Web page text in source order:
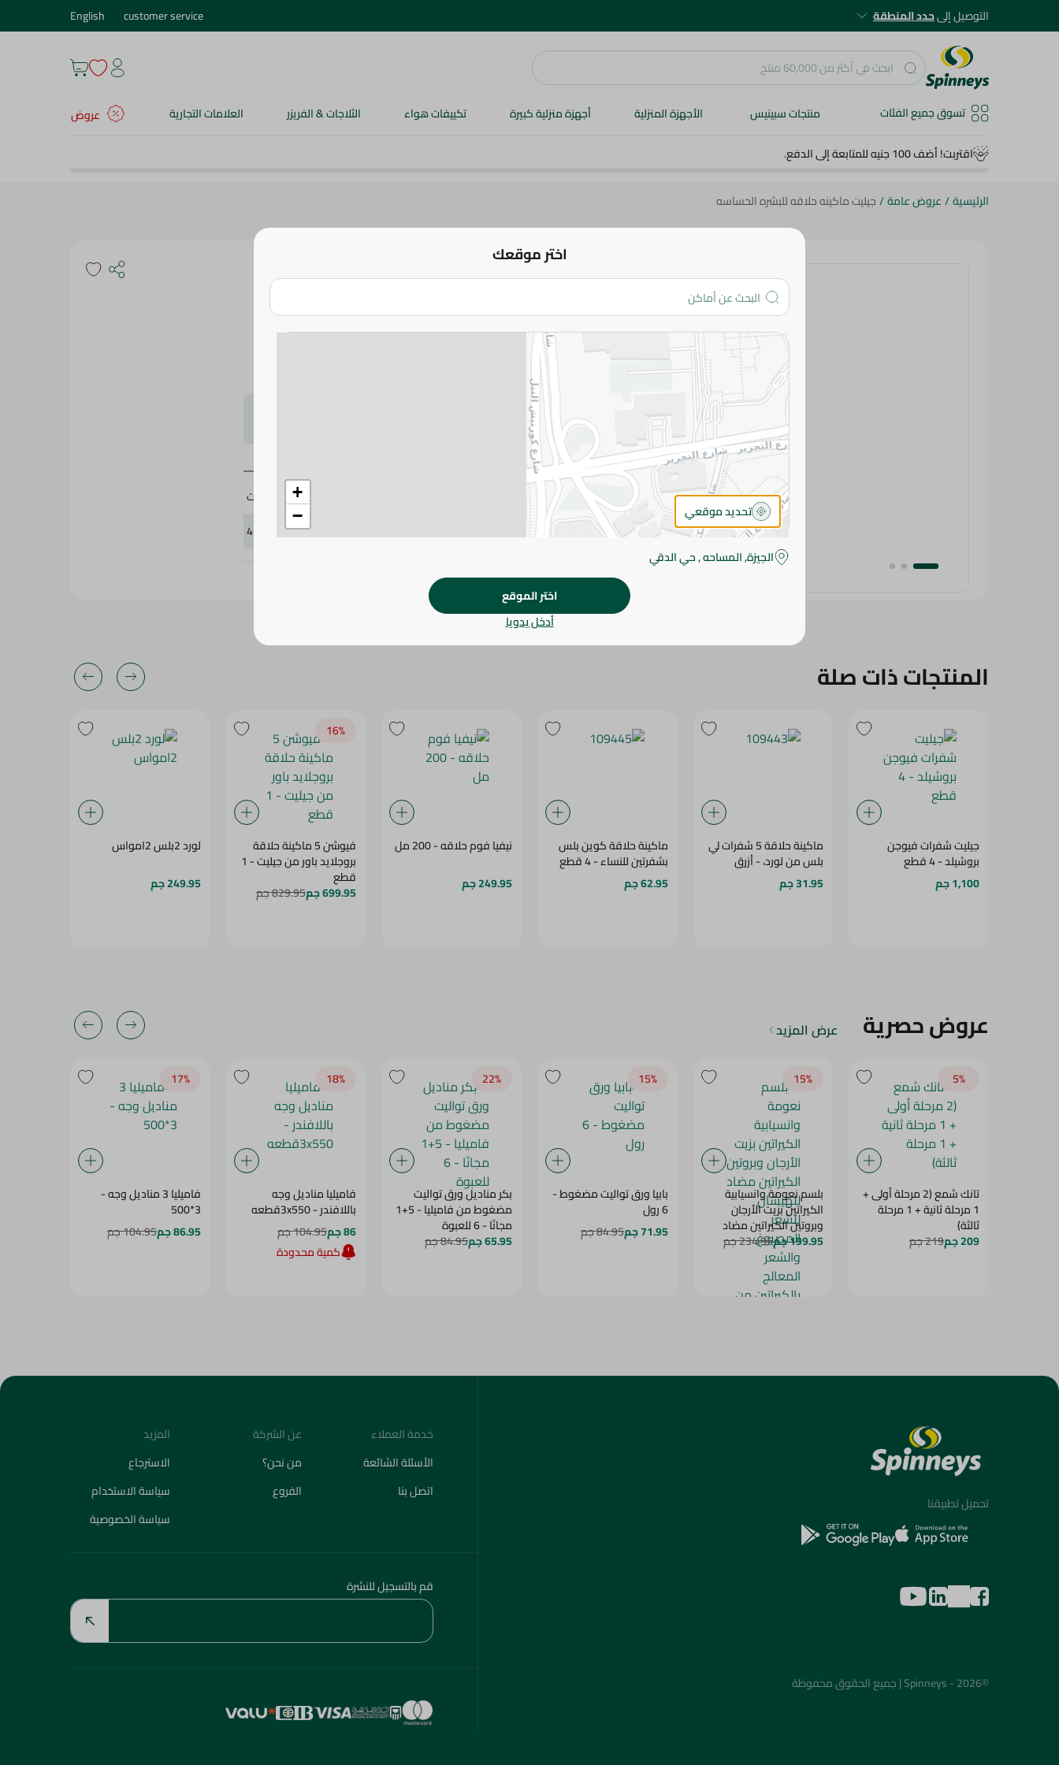
التوصيل إلىحدد المنطقة customer service
English
تسوق جميع الفئات منتجات سبينيس الأجهزة المنزلية أجهزة منزلية كبيرة تكييفات هواء الثلاجات & الفريزر العلامات التجارية
عروض
اقتربت! أضف 100 جنيه للمتابعة إلى الدفع.
الرئيسية/عروض عامة/جيليت ماكينه حلاقه للبشره الحساسه
جيليت ماكينه حلاقه للبشره الحساسه
469.95 جم
يرجى الملاحظة:
طفيف. قد يتغير التعبئة بناءً على التوفر.
المواصفات
براند
جيليت
SKU
429703
المنتجات ذات صلة
جيليت شفرات فيوجن
بروشيلد - 4 قطع
1,100 جم
ماكينة حلاقة 5 شفرات لي
بلس من لورد، - أزرق
31.95 جم
ماكينة حلاقة كوين بلس
بشفرتين للنساء - 4 قطع
62.95 جم
نيفيا فوم حلاقه - 200 مل
249.95 جم
16‎%‎
فيوشن 5 ماكينة حلاقة
بروجلايد باور من جيليت - 1
قطع
699.95 جم 829.95 جم
لورد 2بلس 2امواس
249.95 جم
عروض حصرية عرض المزيد
5‎%‎
تانك شمع (2 مرحلة أولى +
1 مرحلة ثانية + 1 مرحلة
ثالثة)
209 جم 219 جم
15‎%‎
بلسم نعومة وانسيابية
الكيراتين بزيت الأرجان
وبروتين الكيراتين مضاد
للهيشان للشعر المصبوغ
والشعر المعالج بالكيراتين
199.95 جم 234.95 جم
15‎%‎
بابيا ورق تواليت مضغوط -
6 رول
71.95 جم
84.95 جم
22‎%‎
بكر مناديل ورق تواليت
مضغوط من فاميليا - 5+1
مجانًا - 6 للعبوة
65.95 جم 84.95 جم
18‎%‎
فاميليا مناديل وجه
باللافندر - 3x550قطعه
86 جم
104.95 جم
كمية محدودة
17‎%‎
فاميليا 3 مناديل وجه -
3*500
86.95 جم
104.95 جم
اختر موقعك
+
−
تحديد موقعي
الجيزة, المساحه , حي الدقي
اختر الموقع
أدخل يدويا
تحميل تطبيقنا
©2026 - Spinneys | جميع الحقوق محفوظة
خدمة العملاء
الأسئلة الشائعة
اتصل بنا
عن الشركة
من نحن؟
الفروع
المزيد
الاسترجاع
سياسة الاستخدام
سياسة الخصوصية
قم بالتسجيل للنشرة